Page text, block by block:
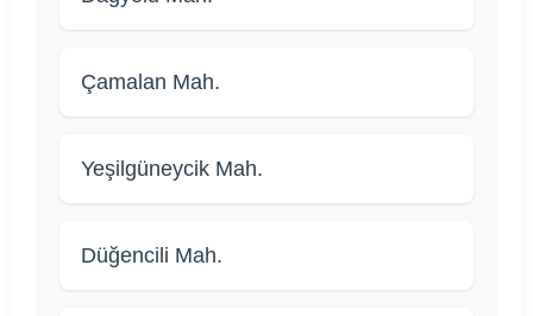
Çamalan Mah.
Yeşilgüneycik Mah.
Düğencili Mah.